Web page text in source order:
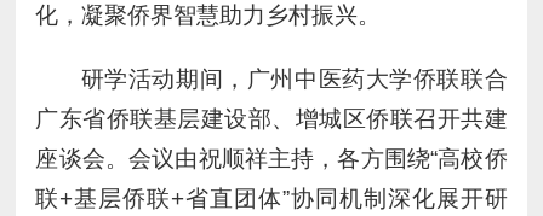
化，凝聚侨界智慧助力乡村振兴。
研学活动期间，广州中医药大学侨联联合
广东省侨联基层建设部、增城区侨联召开共建
座谈会。会议由祝顺祥主持，各方围绕“高校侨
联+基层侨联+省直团体”协同机制深化展开研